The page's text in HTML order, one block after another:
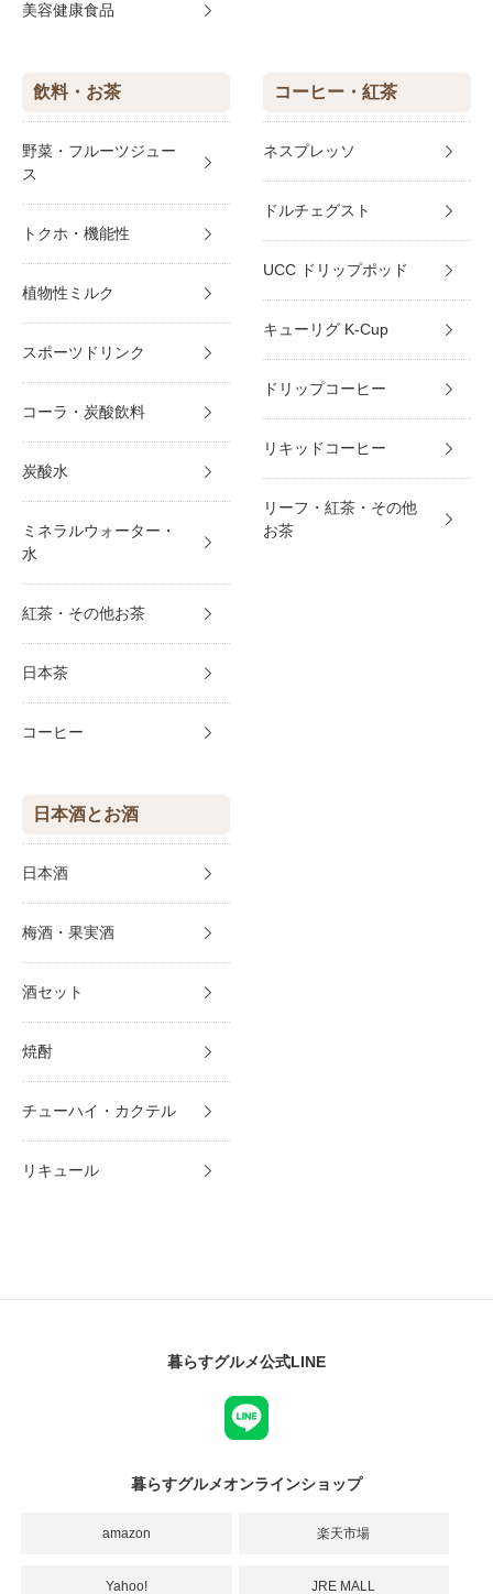
美容健康食品
飲料・お茶
野菜・フルーツジュー
ス
トクホ・機能性
植物性ミルク
スポーツドリンク
コーラ・炭酸飲料
炭酸水
ミネラルウォーター・
水
紅茶・その他お茶
日本茶
コーヒー
コーヒー・紅茶
ネスプレッソ
ドルチェグスト
UCC ドリップポッド
キューリグ K-Cup
ドリップコーヒー
リキッドコーヒー
リーフ・紅茶・その他
お茶
日本酒とお酒
日本酒
梅酒・果実酒
酒セット
焼酎
チューハイ・カクテル
リキュール
暮らすグルメ公式LINE
暮らすグルメオンラインショップ
amazon 楽天市場
Yahoo! JRE MALL